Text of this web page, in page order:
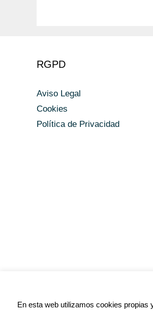
RGPD
Aviso Legal
Cookies
Política de Privacidad
En esta web utilizamos cookies propias